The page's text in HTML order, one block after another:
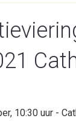
10:30 uur -